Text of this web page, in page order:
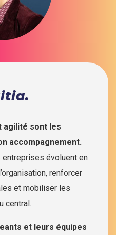
agilité sont les
accompagnement.
entreprises évoluent en
renforcer
et mobiliser les
central.
et leurs équipes